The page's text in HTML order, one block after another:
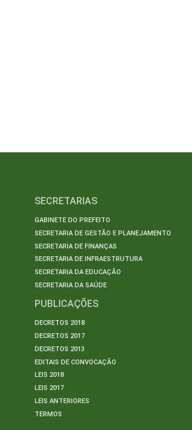
SECRETARIAS
GABINETE DO PREFEITO
SECRETARIA DE GESTÃO E PLANEJAMENTO
SECRETARIA DE FINANÇAS
SECRETARIA DE INFRAESTRUTURA
SECRETARIA DA EDUCAÇÃO
SECRETARIA DA SAÚDE
PUBLICAÇÕES
DECRETOS 2018
DECRETOS 2017
DECRETOS 2013
EDITAIS DE CONVOCAÇÃO
LEIS 2018
LEIS 2017
LEIS ANTERIORES
TERMOS